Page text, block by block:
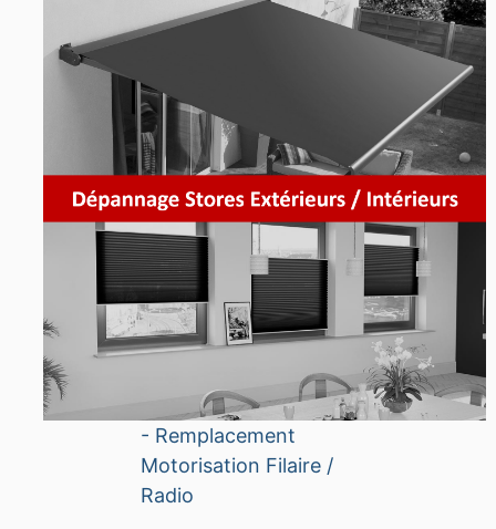
- Remplacement
Motorisation Filaire /
Radio